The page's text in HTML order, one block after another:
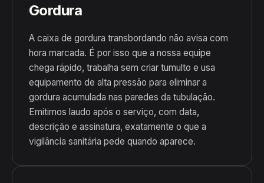
Gordura
A caixa de gordura transbordando não avisa com
hora marcada. É por isso que a nossa equipe
chega rápido, trabalha sem criar tumulto e usa
equipamento de alta pressão para eliminar a
gordura acumulada nas paredes da tubulação.
Emitimos laudo após o serviço, com data,
descrição e assinatura, exatamente o que a
vigilância sanitária pede quando aparece.